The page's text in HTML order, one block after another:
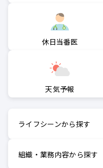
休日当番医
天気予報
ライフシーンから探す
組織・業務内容から探す